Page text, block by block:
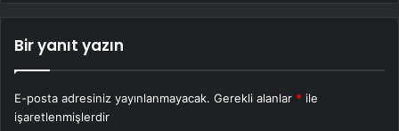
Bir yanıt yazın
E-posta adresiniz yayınlanmayacak. Gerekli alanlar * ile
işaretlenmişlerdir